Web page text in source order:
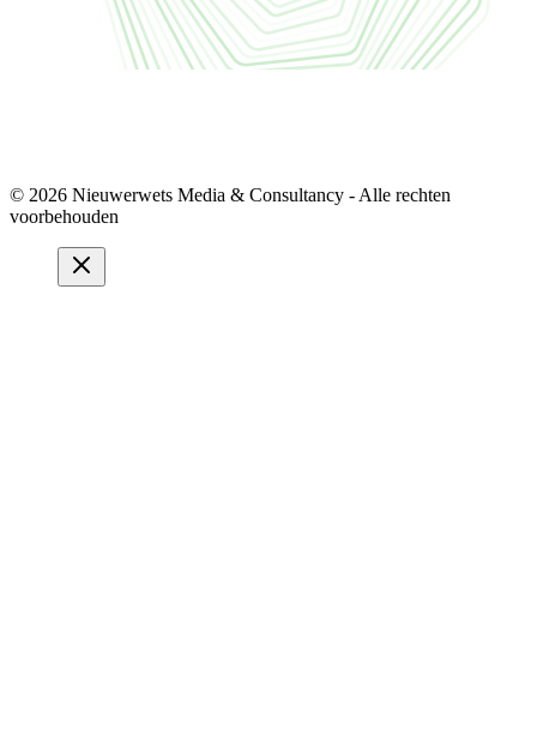
© 2026 Nieuwerwets Media & Consultancy - Alle rechten
voorbehouden